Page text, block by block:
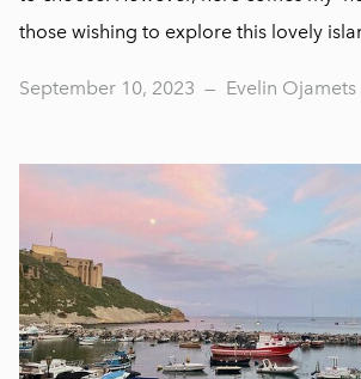
those wishing to explore this lovely
September 10, 2023 — Evelin Ojamets